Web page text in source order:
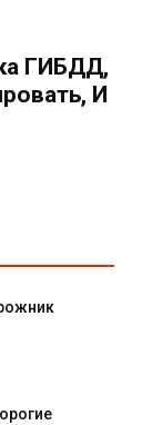
ГИБДД,
И